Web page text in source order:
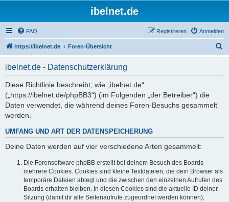
ibelnet.de
FAQ Anmelden
Registrieren
https://ibelnet.de Foren-Übersicht
ibelnet.de - Datenschutzerklärung
Diese Richtlinie beschreibt, wie „ibelnet.de“
(„https://ibelnet.de/phpBB3“) (im Folgenden „der Betreiber“) die
Daten verwendet, die während deines Foren-Besuchs gesammelt
werden.
UMFANG UND ART DER DATENSPEICHERUNG
Deine Daten werden auf vier verschiedene Arten gesammelt:
Die Forensoftware phpBB erstellt bei deinem Besuch des Boards
mehrere Cookies. Cookies sind kleine Textdateien, die dein Browser als
temporäre Dateien ablegt und die zwischen den einzelnen Aufrufen des
Boards erhalten bleiben. In diesen Cookies sind die aktuelle ID deiner
Sitzung (damit dir alle Seitenaufrufe zugeordnet werden können),